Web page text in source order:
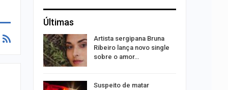
Últimas
Artista sergipana Bruna
Ribeiro lança novo single
sobre o amor…
Suspeito de matar